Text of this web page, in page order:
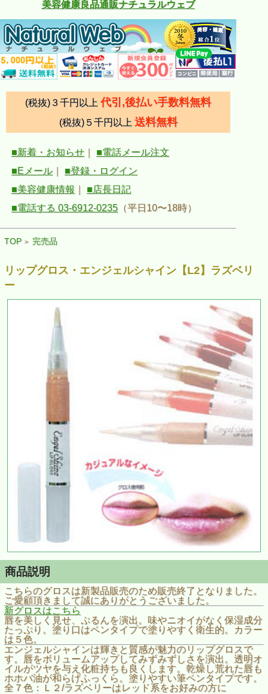
美容健康良品通販ナチュラルウェブ
(税抜)３千円以上 代引,後払い手数料無料
(税抜)５千円以上 送料無料
■新着・お知らせ
■電話メール注文
■Eメール
■登録・ログイン
■美容健康情報
■店長日記
■電話する 03-6912-0235 （平日10〜18時）
TOP > 完売品
リップグロス・エンジェルシャイン【L2】ラズベリ
ー
商品説明
こちらのグロスは新製品販売のため販売終了となりました。
ご愛顧頂きまして誠にありがとうございました。
新グロスはこちら
唇を美しく見せ、ぷるんを演出。味やニオイがなく保湿成分
たっぷり。塗り口はペンタイプで塗りやすく衛生的。カラー
は５色。
エンジェルシャインは輝きと質感が魅力のリップグロスで
す。唇をボリュームアップしてみずみずしさを演出。透明オ
イルがツヤを与え化粧持ちも良くします。乾燥し荒れた唇も
ホホバ油が和らげふっくら。塗りやすい筆ペンタイプです。
全７色：Ｌ２/ラズベリーはレッド系をお好みの方に